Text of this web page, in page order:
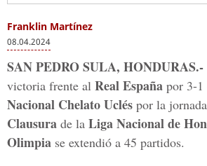
Franklin Martínez
08.04.2024
SAN PEDRO SULA, HONDURAS.-
victoria frente al Real España por 3-1
Nacional Chelato Uclés por la
Clausura de la Liga Nacional de
Olimpia se extendió a 45 partidos.